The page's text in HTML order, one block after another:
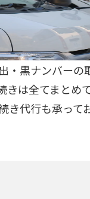
黒ナンバー
は全てまと
代行も承って